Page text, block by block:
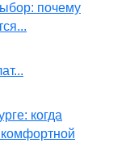
почему
когда
комфортной